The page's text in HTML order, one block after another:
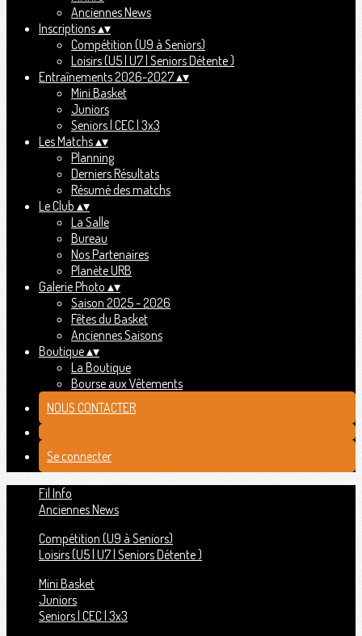
Anciennes News
Inscriptions▴▾
Compétition (U9 à Seniors)
Loisirs (U5 | U7 | Seniors Détente )
Entraînements 2026-2027▴▾
Mini Basket
Juniors
Seniors | CEC | 3x3
Les Matchs▴▾
Planning
Derniers Résultats
Résumé des matchs
Le Club ▴▾
La Salle
Bureau
Nos Partenaires
Planète URB
Galerie Photo ▴▾
Saison 2025 - 2026
Fêtes du Basket
Anciennes Saisons
Boutique▴▾
La Boutique
Bourse aux Vêtements
NOUS CONTACTER
Se connecter
Fil Info
Anciennes News
Compétition (U9 à Seniors)
Loisirs (U5 | U7 | Seniors Détente )
Mini Basket
Juniors
Seniors | CEC | 3x3